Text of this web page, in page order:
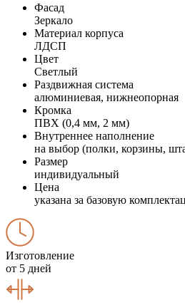
Фасад
Зеркало
Материал корпуса
ЛДСП
Цвет
Светлый
Раздвижная система
алюминиевая, нижнеопорная
Кромка
ПВХ (0,4 мм, 2 мм)
Внутреннее наполнение
на выбор (полки, корзины,
Размер
индивидуальный
Цена
указана за базовую
Изготовление
от 5 дней